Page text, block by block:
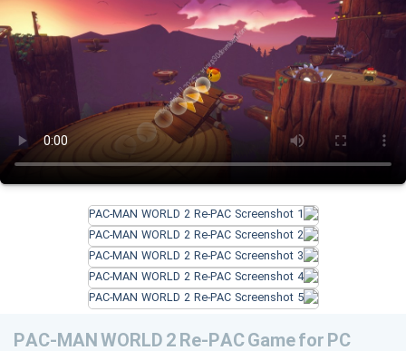
PAC-MAN WORLD 2 Re-PAC Game for PC